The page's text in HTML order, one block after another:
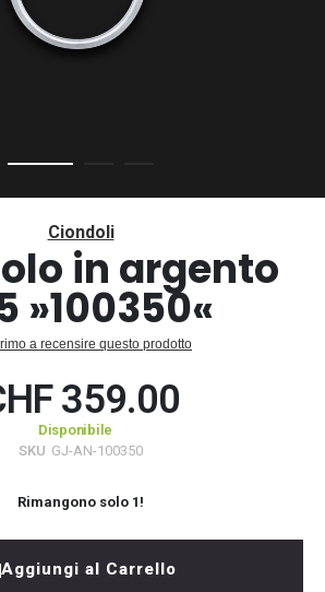
Ciondoli
in argento
»100350«
a recensire questo prodotto
359.00
Disponibile
SKU GJ-AN-100350
Rimangono solo 1 !
Aggiungi al Carrello